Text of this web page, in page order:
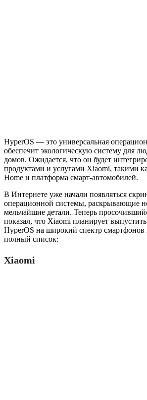
HyperOS — это универсальная
обеспечит экологическую систему для
домов. Ожидается, что он будет
продуктами и услугами Xiaomi, такими
Home и платформа смарт-автомобилей.
В Интернете уже начали появляться
операционной системы, раскрывающие
мельчайшие детали. Теперь
показал, что Xiaomi планирует
HyperOS на широкий спектр
полный список:
Xiaomi